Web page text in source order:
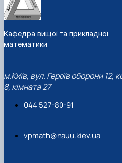
Кафедра вищої та прикладної
математики
м.Київ, вул. Героїв оборони 12,
8, кімната 27
044 527-80-91
vpmath@nauu.kiev.ua